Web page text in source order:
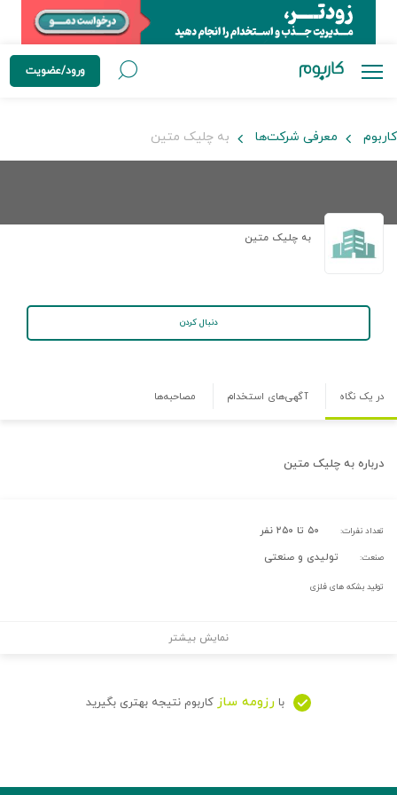
ورود/عضویت
کاربوم معرفی شرکت‌ها به چلیک متین
به چلیک متین
دنبال کردن
در یک نگاه آگهی‌های استخدام مصاحبه‌ها
درباره به چلیک متین
تعداد نفرات: ۵۰ تا ۲۵۰ نفر
صنعت: تولیدی و صنعتی
تولید بشکه های فلزی
نمایش بیشتر
با رزومه ساز کاربوم نتیجه بهتری بگیرید